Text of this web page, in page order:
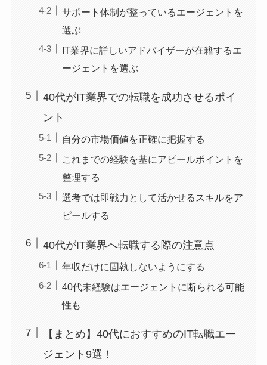
サポート体制が整っているエージェントを
選ぶ
IT業界に詳しいアドバイザーが在籍するエ
ージェントを選ぶ
40代がIT業界での転職を成功させるポイ
ント
自分の市場価値を正確に把握する
これまでの経験を基にアピールポイントを
整理する
選考では即戦力として活かせるスキルをア
ピールする
40代がIT業界へ転職する際の注意点
年収だけに固執しないようにする
40代未経験はエージェントに断られる可能
性も
【まとめ】40代におすすめのIT転職エー
ジェント9選！